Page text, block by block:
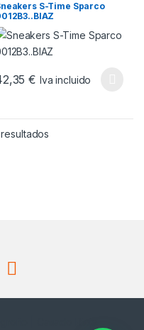
Las opciones se
S-Time Sparco
€ Iva incluido
Este producto tiene múltiples